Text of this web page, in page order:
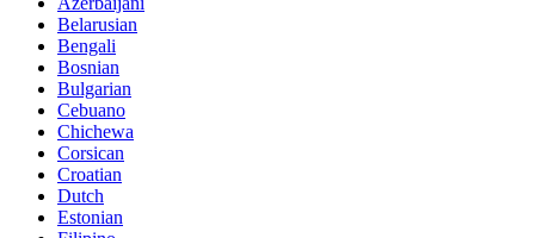
Belarusian
Bengali
Bosnian
Bulgarian
Cebuano
Chichewa
Corsican
Croatian
Dutch
Estonian